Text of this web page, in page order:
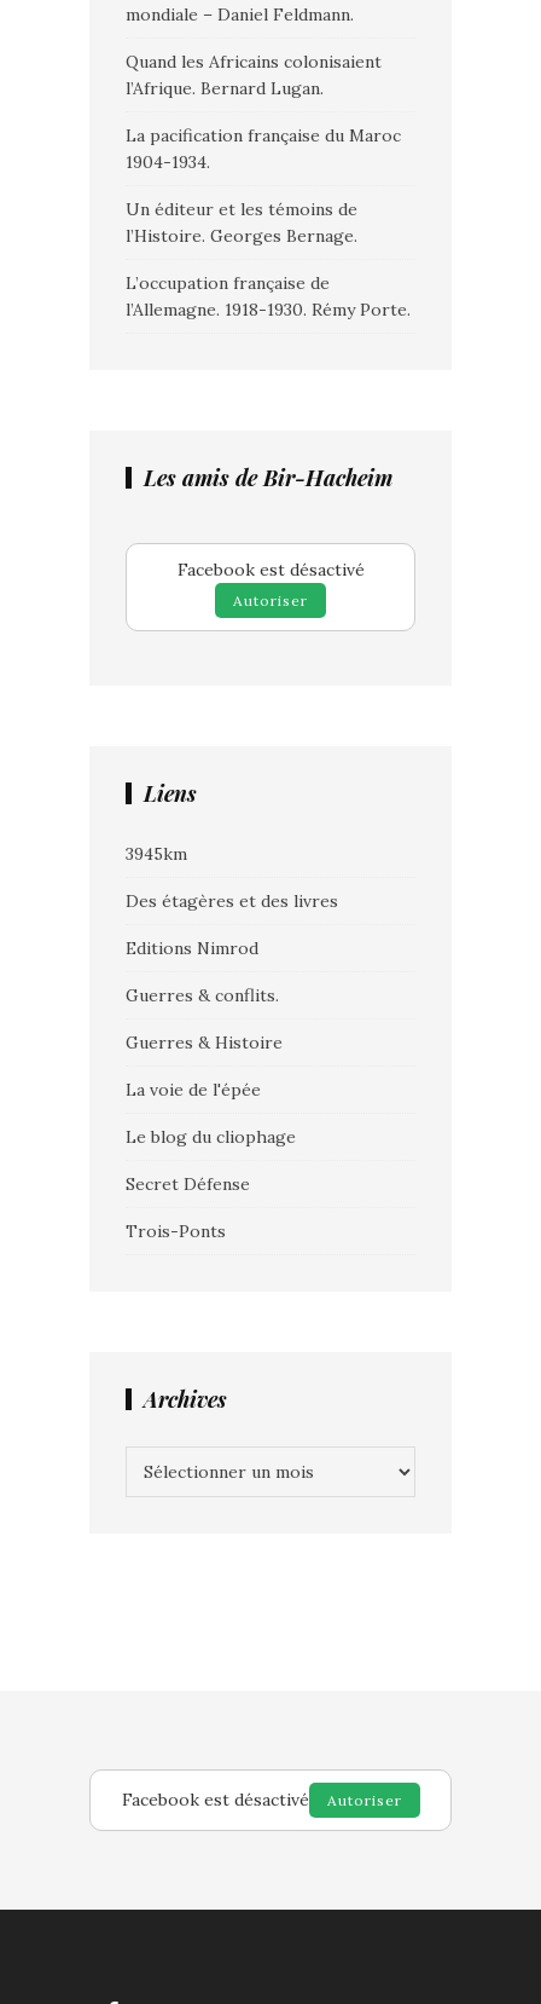
mondiale – Daniel Feldmann.
Quand les Africains colonisaient
l’Afrique. Bernard Lugan.
La pacification française du Maroc
1904-1934.
Un éditeur et les témoins de
l’Histoire. Georges Bernage.
L’occupation française de
l’Allemagne. 1918-1930. Rémy Porte.
Les amis de Bir-Hacheim
Facebook est désactivé
Autoriser
Liens
3945km
Des étagères et des livres
Editions Nimrod
Guerres & conflits.
Guerres & Histoire
La voie de l'épée
Le blog du cliophage
Secret Défense
Trois-Ponts
Archives
Facebook est désactivé Autoriser